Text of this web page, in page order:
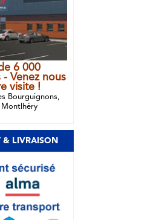
6 000
- Venez nous
visite !
Bourguignons,
Montlhéry
& LIVRAISON